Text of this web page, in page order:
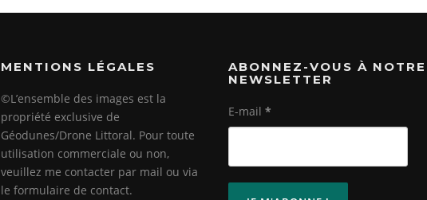
MENTIONS LÉGALES
©L’ensemble des images est la
propriété exclusive de
Géodunes/Drone Littoral. Pour toute
utilisation commerciale ou non,
veuillez me contacter par mail ou via
le formulaire de contact.
ABONNEZ-VOUS À NOTRE
NEWSLETTER
E-mail *